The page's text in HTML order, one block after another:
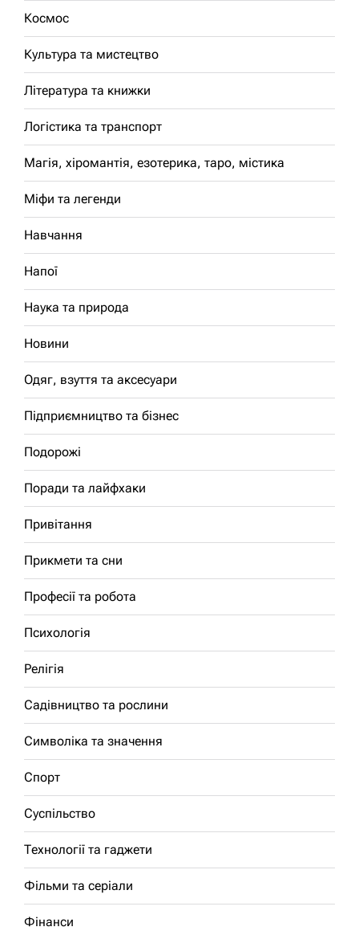
Космос
Культура та мистецтво
Література та книжки
Логістика та транспорт
Магія, хіромантія, езотерика, таро, містика
Міфи та легенди
Навчання
Напої
Наука та природа
Новини
Одяг, взуття та аксесуари
Підприємництво та бізнес
Подорожі
Поради та лайфхаки
Привітання
Прикмети та сни
Професії та робота
Психологія
Релігія
Садівництво та рослини
Символіка та значення
Спорт
Суспільство
Технології та гаджети
Фільми та серіали
Фінанси